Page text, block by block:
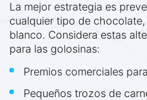
La mejor estrategia es
cualquier tipo de
blanco. Considera estas
para las golosinas:
Premios comerciales
Pequeños trozos de